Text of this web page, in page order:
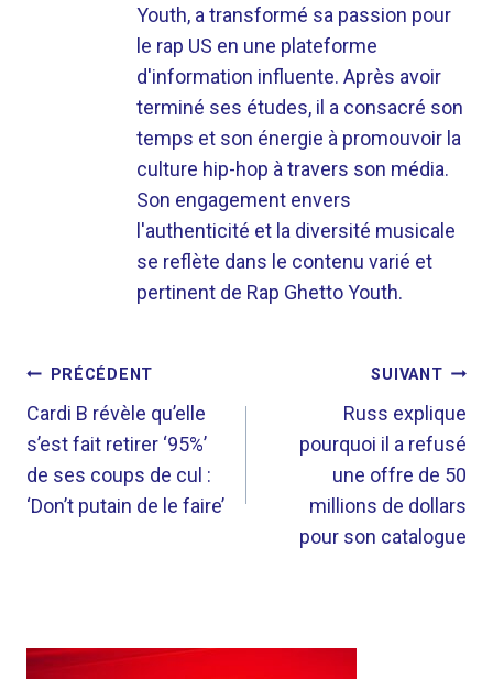
Youth, a transformé sa passion pour
le rap US en une plateforme
d'information influente. Après avoir
terminé ses études, il a consacré son
temps et son énergie à promouvoir la
culture hip-hop à travers son média.
Son engagement envers
l'authenticité et la diversité musicale
se reflète dans le contenu varié et
pertinent de Rap Ghetto Youth.
NAVIGATION
DE
L’ARTICLE
PRÉCÉDENT
Cardi B révèle qu’elle
s’est fait retirer ‘95%’
de ses coups de cul :
‘Don’t putain de le faire’
SUIVANT
Russ explique
pourquoi il a refusé
une offre de 50
millions de dollars
pour son catalogue